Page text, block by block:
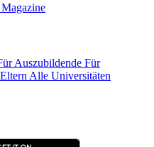
Magazine
Auszubildende Für
Alle Universitäten